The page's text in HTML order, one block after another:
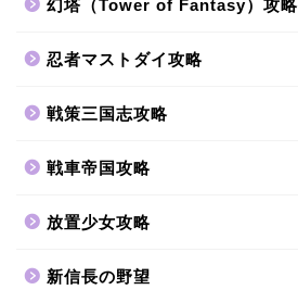
幻塔（Tower of Fantasy）攻略
忍者マストダイ攻略
戦策三国志攻略
戦車帝国攻略
放置少女攻略
新信長の野望